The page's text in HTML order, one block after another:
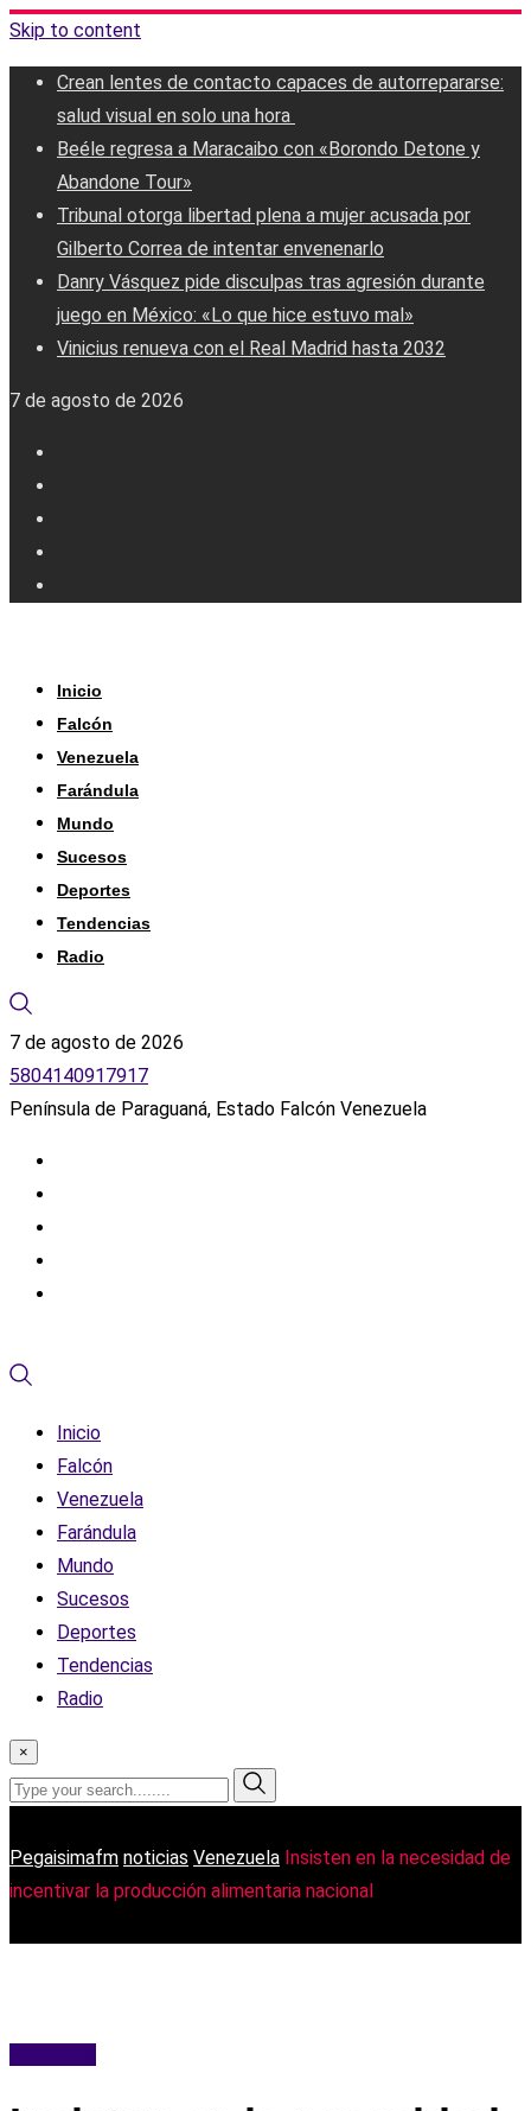
Skip to content
Crean lentes de contacto capaces de autorrepararse:
salud visual en solo una hora ‎
Beéle regresa a Maracaibo con «Borondo Detone y
Abandone Tour»
Tribunal otorga libertad plena a mujer acusada por
Gilberto Correa de intentar envenenarlo
Danry Vásquez pide disculpas tras agresión durante
juego en México: «Lo que hice estuvo mal»
Vinicius renueva con el Real Madrid hasta 2032
7 de agosto de 2026
Inicio
Falcón
Venezuela
Farándula
Mundo
Sucesos
Deportes
Tendencias
Radio
7 de agosto de 2026
5804140917917
Península de Paraguaná, Estado Falcón Venezuela
Inicio
Falcón
Venezuela
Farándula
Mundo
Sucesos
Deportes
Tendencias
Radio
×
Pegaisimafm noticias Venezuela Insisten en la necesidad de
incentivar la producción alimentaria nacional